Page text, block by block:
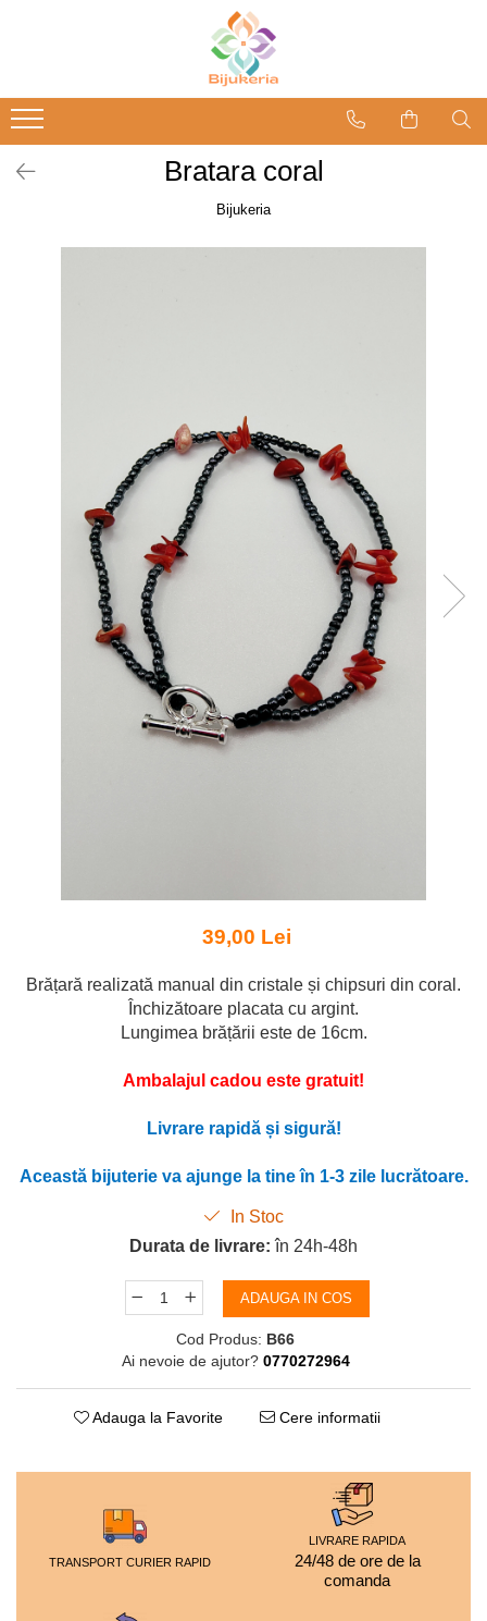
Bratara coral
Bijukeria
39,00 Lei
Brățară realizată manual din cristale și chipsuri din coral.
Închizătoare placata cu argint.
Lungimea brățării este de 16cm.
Ambalajul cadou este gratuit!
Livrare rapidă și sigură!
Această bijuterie va ajunge la tine în 1-3 zile lucrătoare.
In Stoc
Durata de livrare: în 24h-48h
ADAUGA IN COS
Cod Produs: B66
Ai nevoie de ajutor? 0770272964
Adauga la Favorite Cere informatii
TRANSPORT CURIER RAPID
LIVRARE RAPIDA
24/48 de ore de la
comanda